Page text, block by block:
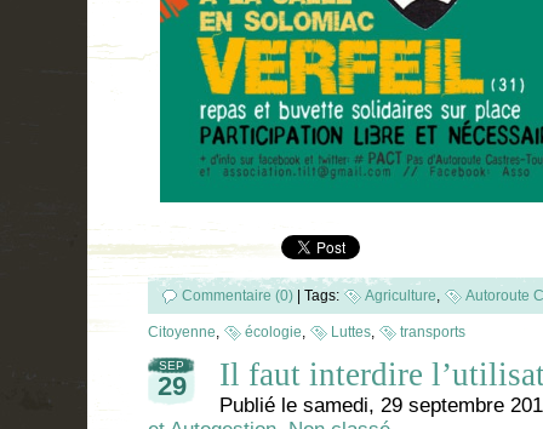
Commentaire (0) Tags: Agriculture, Autoroute
Citoyenne, écologie, Luttes, transports
SEP
29 Il faut interdire
Publié le samedi, 29 septembre